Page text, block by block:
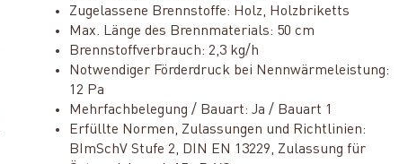
Zugelassene Brennstoffe: Holz, Holzbriketts
Max. Länge des Brennmaterials: 50 cm
Brennstoffverbrauch: 2,3 kg/h
Notwendiger Förderdruck bei Nennwärmeleistung:
12 Pa
Mehrfachbelegung / Bauart: Ja / Bauart 1
Erfüllte Normen, Zulassungen und Richtlinien:
BImSchV Stufe 2, DIN EN 13229, Zulassung für